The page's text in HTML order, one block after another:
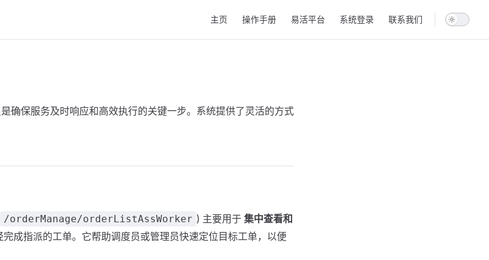
主页 操作手册 易活平台 系统登录 联系我们
确保服务及时响应和高效执行的关键一步。系统提供了灵活的方式
/orderManage/orderListAssWorker ) 主要用于 集中查看和
成指派的工单。它帮助调度员或管理员快速定位目标工单，以便